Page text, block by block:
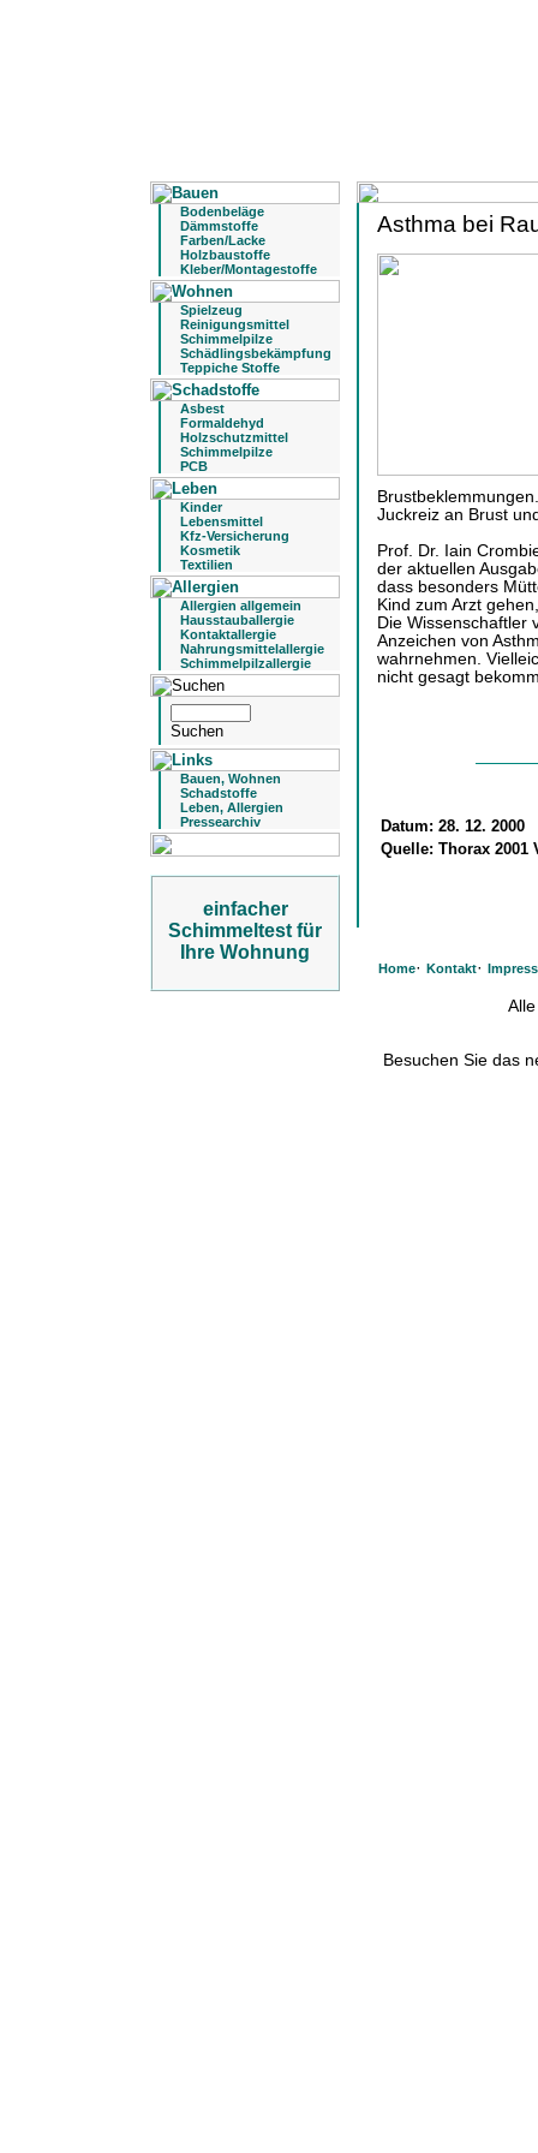
Bodenbeläge
Dämmstoffe
Farben/Lacke
Holzbaustoffe
Kleber/Montagestoffe
Spielzeug
Reinigungsmittel
Schimmelpilze
Schädlingsbekämpfung
Teppiche Stoffe
Asbest
Formaldehyd
Holzschutzmittel
Schimmelpilze
PCB
Kinder
Lebensmittel
Kfz-Versicherung
Kosmetik
Textilien
Allergien allgemein
Hausstauballergie
Kontaktallergie
Nahrungsmittelallergie
Schimmelpilzallergie
Bauen, Wohnen
Schadstoffe
Leben, Allergien
Pressearchiv
einfacher
Schimmeltest für
Ihre Wohnung
Asthma bei
Juckreiz an Brust
Prof. Dr. Iain
der aktuellen
dass besonders
Kind zum Arzt
Die Wissenschaftler
Anzeichen von
wahrnehmen.
nicht gesagt
Datum: 28. 12. 2000
Quelle: Thorax 2001
Home· Kontakt·
Besuchen Sie das